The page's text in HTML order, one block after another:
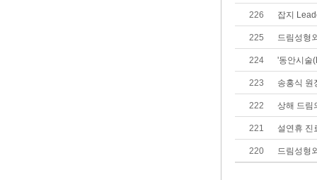
226 잡지
225 드림성형
224 '동안시술
223 송홍식 원
222 상해 드림
221 설연휴 진
220 드림성형